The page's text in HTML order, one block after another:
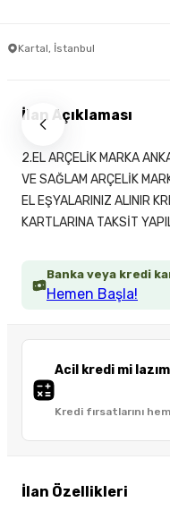
Kartal, İstanbul
Banka veya kredi
Hemen Başla!
Acil kredi mi
Kredi fırsatlarını
İlan Özellikleri
İlan Açıklaması
2.EL ARÇELİK MARKA
VE SAĞLAM ARÇELİK
EL EŞYALARINIZ ALINIR
KARTLARINA TAKSİT